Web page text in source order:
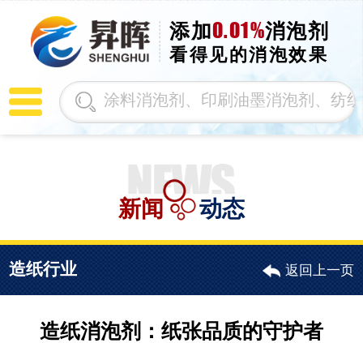
添加0.01%消泡剂
看得见的消泡效果
新闻动态
造纸行业 返回上一页
造纸消泡剂：纸张品质的守护者